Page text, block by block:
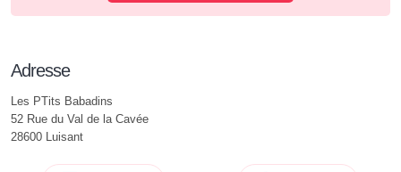
Adresse
Les PTits Babadins
52 Rue du Val de la Cavée
28600 Luisant